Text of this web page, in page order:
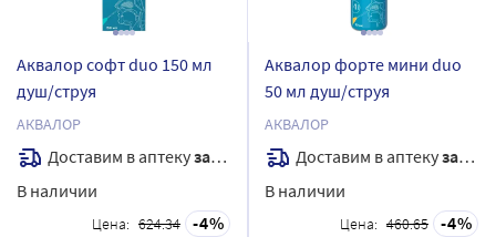
Аквалор софт duo 150 мл
душ/струя
АКВАЛОР
Доставим в аптекузавтра
В наличии
Цена: 624.34 4
Аквалор форте мини duo
50 мл душ/струя
АКВАЛОР
Доставим в аптекузавтра
В наличии
Цена: 460.65 4